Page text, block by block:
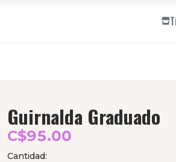
Guirnalda Graduado
C$95.00
Cantidad: